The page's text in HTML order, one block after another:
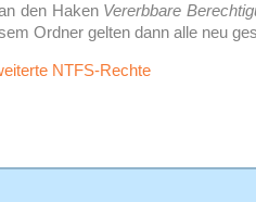
den Haken Vererbbare
Ordner gelten dann alle neu